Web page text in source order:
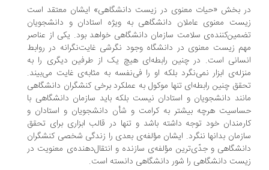
بخش «حیات معنوی در زیست دانشگاهی» ایشان معتقد است
معنوی عاملان دانشگاهی به ویژه استادان و دانشجویان
سلامت سازمان دانشگاهی خواهد بود. یکی از عناصر
زیست معنوی در دانشگاه وجود نگرشی غایت‌نگرانه در روابط
است. در چنین رابطه‌ای هیچ یک از طرفین دیگری را به
ابزار نمی‌نگرد بلکه او را فی‌نفسه به مثابه‌ی غایت می‌بیند.
چنین رابطه‌ای تنها موکول به عملکرد برخی کنشگران دانشگاهی
دانشجویان و استادان نیست بلکه باید سازمان دانشگاهی با
هرچه بیشتر به کرامت و شأن دانشجویان و استادان و
خود توجه داشته باشد و تنها در قالب ابزاری برای تحقق
بدانها ننگرد. ایشان مؤلفه‌ی بعدی را زندگی شخصی کنشگران
و جدّی‌ترین مؤلفه‌ی سازنده و انتقال‌دهنده‌ی معنویت در
دانشگاهی را شور دانشگاهی دانسته است.